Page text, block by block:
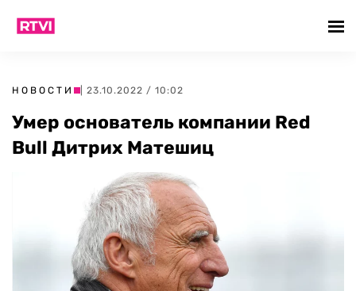
НОВОСТИ | 23.10.2022 / 10:02
Умер основатель компании Red
Bull Дитрих Матешиц